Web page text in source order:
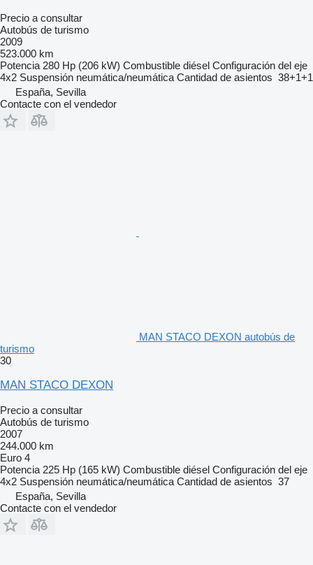
Precio a consultar
Autobús de turismo
2009
523.000 km
Potencia 280 Hp (206 kW) Combustible diésel Configuración del eje
4x2 Suspensión neumática/neumática Cantidad de asientos 38+1+1
España, Sevilla
Contacte con el vendedor
MAN STACO DEXON autobús de
turismo
30
MAN STACO DEXON
Precio a consultar
Autobús de turismo
2007
244.000 km
Euro 4
Potencia 225 Hp (165 kW) Combustible diésel Configuración del eje
4x2 Suspensión neumática/neumática Cantidad de asientos 37
España, Sevilla
Contacte con el vendedor